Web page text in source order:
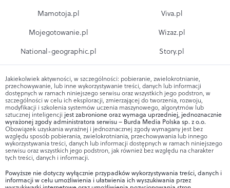
Mamotoja.pl
Mojegotowanie.pl
National-geographic.pl
Viva.pl
Wizaz.pl
Story.pl
Jakiekolwiek aktywności, w szczególności: pobieranie, zwielokrotnianie,
przechowywanie, lub inne wykorzystywanie treści, danych lub informacji
dostępnych w ramach niniejszego serwisu oraz wszystkich jego podstron, w
szczególności w celu ich eksploracji, zmierzającej do tworzenia, rozwoju,
modyfikacji i szkolenia systemów uczenia maszynowego, algorytmów lub
sztucznej inteligencji jest zabronione oraz wymaga uprzedniej, jednoznacznie
wyrażonej zgody administratora serwisu – Burda Media Polska sp. z o.o.
Obowiązek uzyskania wyraźnej i jednoznacznej zgody wymagany jest bez
względu sposób pobierania, zwielokrotniania, przechowywania lub innego
wykorzystywania treści, danych lub informacji dostępnych w ramach niniejszego
serwisu oraz wszystkich jego podstron, jak również bez względu na charakter
tych treści, danych i informacji.
Powyższe nie dotyczy wyłącznie przypadków wykorzystywania treści, danych i
informacji w celu umożliwienia i ułatwienia ich wyszukiwania przez